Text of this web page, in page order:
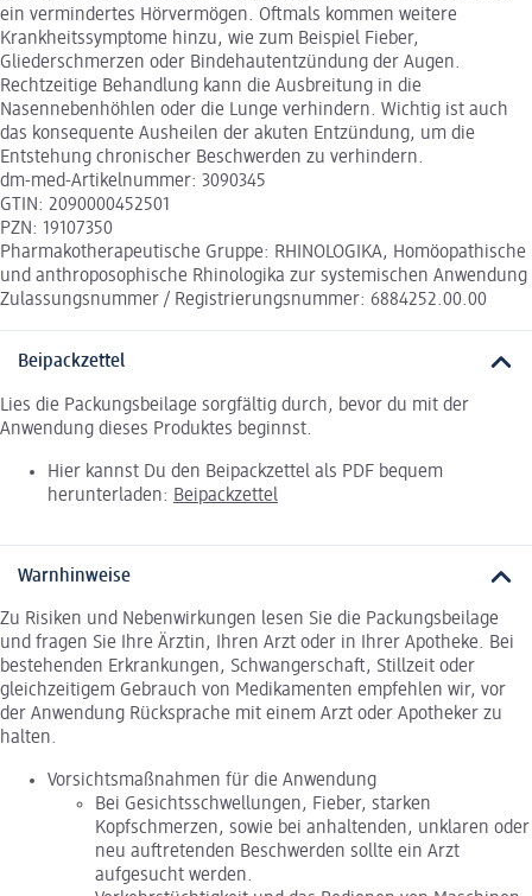
ein vermindertes Hörvermögen. Oftmals kommen weitere
Krankheitssymptome hinzu, wie zum Beispiel Fieber,
Gliederschmerzen oder Bindehautentzündung der Augen.
Rechtzeitige Behandlung kann die Ausbreitung in die
Nasennebenhöhlen oder die Lunge verhindern. Wichtig ist auch
das konsequente Ausheilen der akuten Entzündung, um die
Entstehung chronischer Beschwerden zu verhindern.
dm-med-Artikelnummer: 3090345
GTIN: 2090000452501
PZN: 19107350
Pharmakotherapeutische Gruppe: RHINOLOGIKA, Homöopathische
und anthroposophische Rhinologika zur systemischen Anwendung
Zulassungsnummer / Registrierungsnummer: 6884252.00.00
Beipackzettel
Lies die Packungsbeilage sorgfältig durch, bevor du mit der
Anwendung dieses Produktes beginnst.
Hier kannst Du den Beipackzettel als PDF bequem
herunterladen: Beipackzettel
Warnhinweise
Zu Risiken und Nebenwirkungen lesen Sie die Packungsbeilage
und fragen Sie Ihre Ärztin, Ihren Arzt oder in Ihrer Apotheke. Bei
bestehenden Erkrankungen, Schwangerschaft, Stillzeit oder
gleichzeitigem Gebrauch von Medikamenten empfehlen wir, vor
der Anwendung Rücksprache mit einem Arzt oder Apotheker zu
halten.
Vorsichtsmaßnahmen für die Anwendung
Bei Gesichtsschwellungen, Fieber, starken
Kopfschmerzen, sowie bei anhaltenden, unklaren oder
neu auftretenden Beschwerden sollte ein Arzt
aufgesucht werden.